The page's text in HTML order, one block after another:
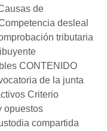
de
desleal
tributaria
CONTENIDO
de la junta
Criterio
opuestos
compartida